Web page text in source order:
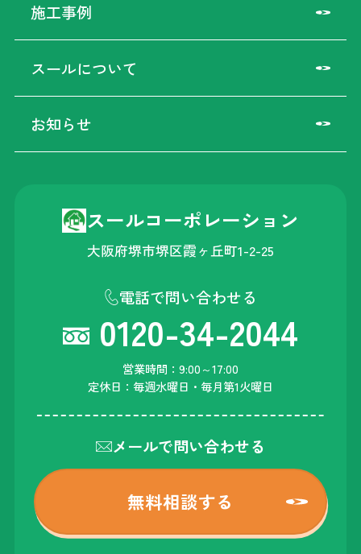
施工事例
スールについて
お知らせ
スールコーポレーション
大阪府堺市堺区霞ヶ丘町1-2-25
電話で問い合わせる
0120-34-2044
営業時間：9:00～17:00
定休日：毎週水曜日・毎月第1火曜日
メールで問い合わせる
無料相談する